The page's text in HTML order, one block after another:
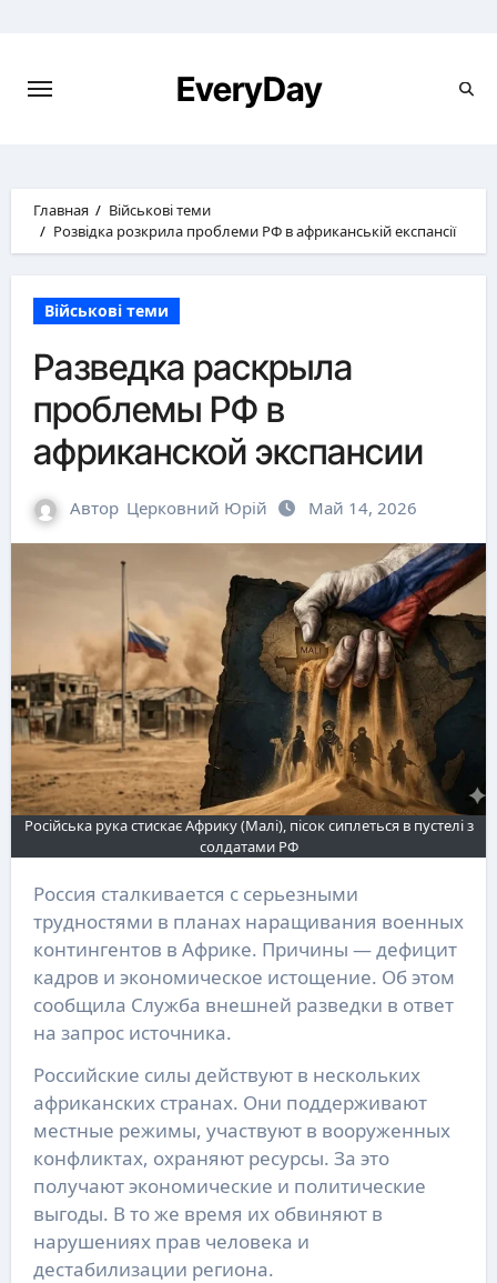
EveryDay
Главная
Військові теми
Розвідка розкрила проблеми РФ в африканській експансії
Військові теми
Разведка раскрыла
проблемы РФ в
африканской экспансии
Автор Церковний Юрій Май 14, 2026
Російська рука стискає Африку (Малі), пісок сиплеться в пустелі з
солдатами РФ
Россия сталкивается с серьезными
трудностями в планах наращивания военных
контингентов в Африке. Причины — дефицит
кадров и экономическое истощение. Об этом
сообщила Служба внешней разведки в ответ
на запрос источника.
Российские силы действуют в нескольких
африканских странах. Они поддерживают
местные режимы, участвуют в вооруженных
конфликтах, охраняют ресурсы. За это
получают экономические и политические
выгоды. В то же время их обвиняют в
нарушениях прав человека и
дестабилизации региона.